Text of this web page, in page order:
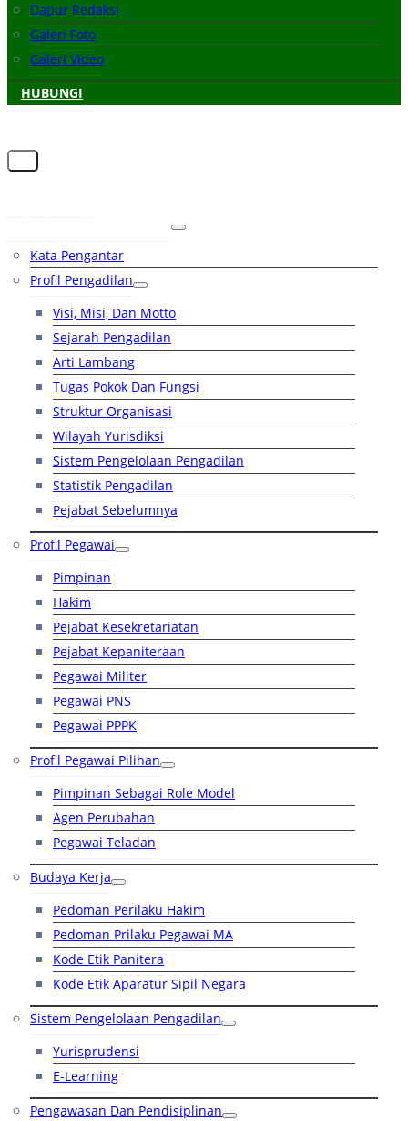
Dapur Redaksi
Galeri Foto
Galeri Video
HUBUNGI
Kata Pengantar
Profil Pengadilan
Visi, Misi, Dan Motto
Sejarah Pengadilan
Arti Lambang
Tugas Pokok Dan Fungsi
Struktur Organisasi
Wilayah Yurisdiksi
Sistem Pengelolaan Pengadilan
Statistik Pengadilan
Pejabat Sebelumnya
Profil Pegawai
Pimpinan
Hakim
Pejabat Kesekretariatan
Pejabat Kepaniteraan
Pegawai Militer
Pegawai PNS
Pegawai PPPK
Profil Pegawai Pilihan
Pimpinan Sebagai Role Model
Agen Perubahan
Pegawai Teladan
Budaya Kerja
Pedoman Perilaku Hakim
Pedoman Prilaku Pegawai MA
Kode Etik Panitera
Kode Etik Aparatur Sipil Negara
Sistem Pengelolaan Pengadilan
Yurisprudensi
E-Learning
Pengawasan Dan Pendisiplinan